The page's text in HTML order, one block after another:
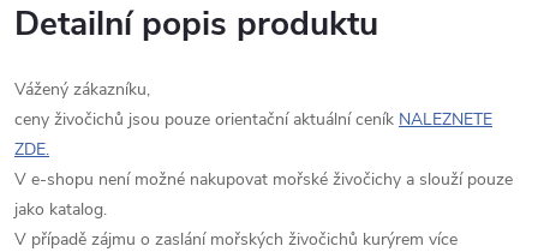
Detailní popis produktu
Vážený zákazníku,
ceny živočichů jsou pouze orientační aktuální ceník NALEZNETE
ZDE.
V e-shopu není možné nakupovat mořské živočichy a slouží pouze
jako katalog.
V případě zájmu o zaslání mořských živočichů kurýrem více